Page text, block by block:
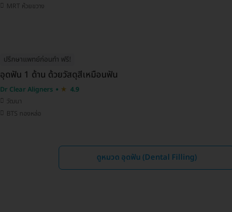
MRT ห้วยขวาง
ปรึกษาแพทย์ก่อนทำ ฟรี!
อุดฟัน 1 ด้าน ด้วยวัสดุสีเหมือนฟัน
Dr Clear Aligners
4.9
วัฒนา
BTS ทองหล่อ
ดูหมวด อุดฟัน (Dental Filling)